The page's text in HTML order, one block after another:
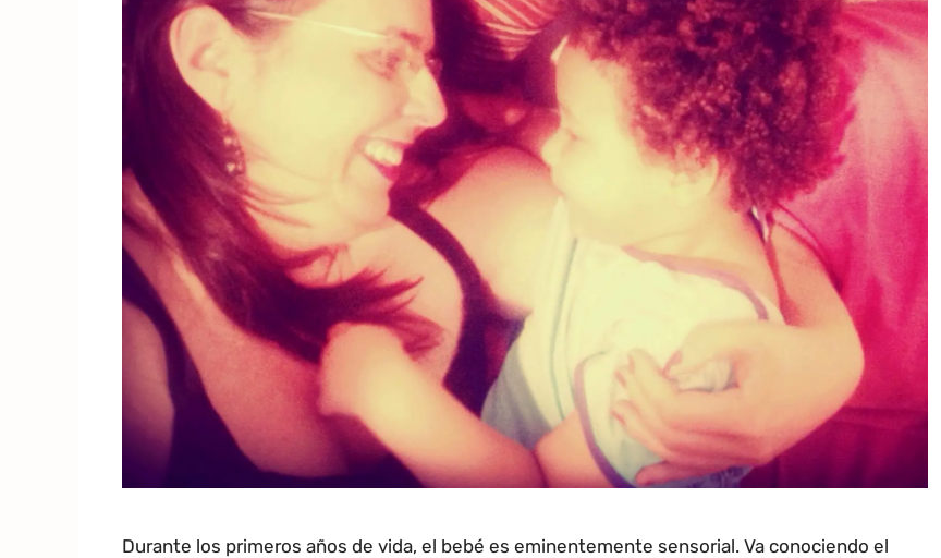
Durante los primeros años de vida, el bebé es eminentemente sensorial. Va conociendo el